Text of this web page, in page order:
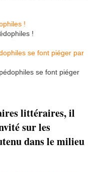
!
se font piéger par
littéraires, il
sur les
dans le milieu